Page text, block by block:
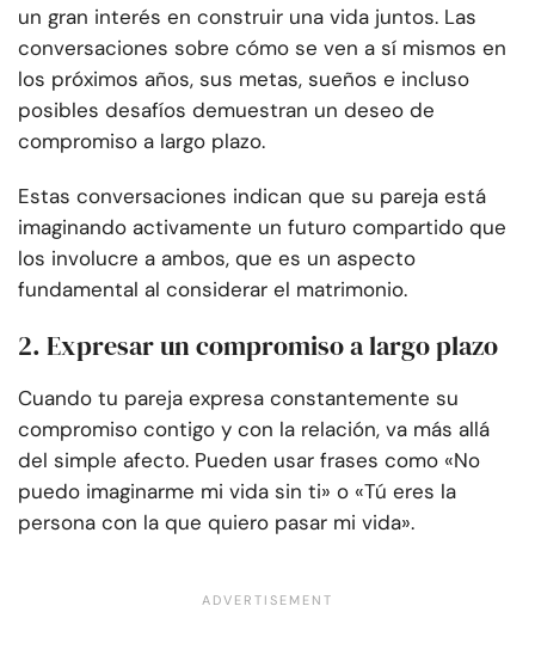
un gran interés en construir una vida juntos. Las
conversaciones sobre cómo se ven a sí mismos en
los próximos años, sus metas, sueños e incluso
posibles desafíos demuestran un deseo de
compromiso a largo plazo.
Estas conversaciones indican que su pareja está
imaginando activamente un futuro compartido que
los involucre a ambos, que es un aspecto
fundamental al considerar el matrimonio.
2. Expresar un compromiso a largo plazo
Cuando tu pareja expresa constantemente su
compromiso contigo y con la relación, va más allá
del simple afecto. Pueden usar frases como «No
puedo imaginarme mi vida sin ti» o «Tú eres la
persona con la que quiero pasar mi vida».